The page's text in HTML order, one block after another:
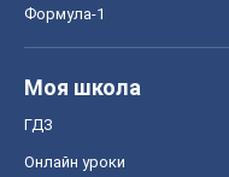
Формула-1
Моя школа
ГДЗ
Онлайн уроки